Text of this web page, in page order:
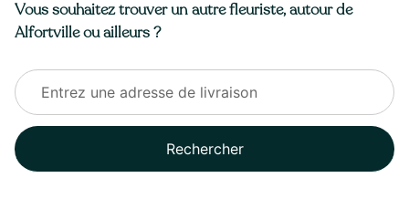
Vous souhaitez trouver un autre fleuriste, autour de
Alfortville ou ailleurs ?
Rechercher